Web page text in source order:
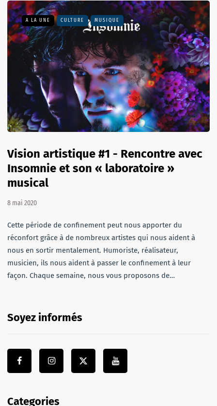
A LA UNE CULTURE MUSIQUE
Vision artistique #1 - Rencontre avec
Insomnie et son « laboratoire »
musical
8 mai 2020
Cette période de confinement peut nous apporter du
réconfort grâce à de nombreux artistes qui nous aident à
nous en sortir mentalement. Humoriste, réalisateur,
musicien, ils nous aident à passer le confinement à leur
façon. Chaque semaine, nous vous proposons de…
Soyez informés
Categories